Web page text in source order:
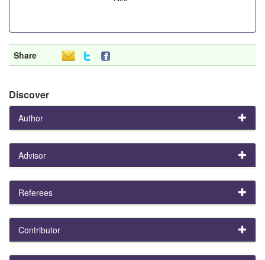
Share
Discover
Author
Advisor
Referees
Contributor